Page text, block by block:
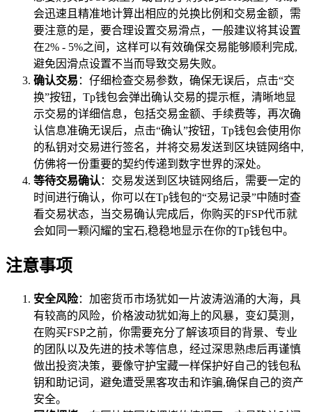
会迅速且精准地计算出相应的兑换比例和交易金额，需
要注意的是，要合理设置交易滑点，一般建议将其设置
在2% - 5%之间，这样可以有效确保交易能够顺利完成,
避免因滑点设置不当而导致交易失败。
确认交易 ：仔细检查交易参数，确保无误后，点击“交
换”按钮，Tp钱包会弹出确认交易的提示框，清晰地显
示交易的详细信息，包括交易金额、手续费等，再次确
认信息准确无误后，点击“确认”按钮，Tp钱包会使用你
的私钥对交易进行签名，并将交易发送到区块链网络中,
仿佛将一份重要的契约传递到数字世界的深处。
等待交易确认 ：交易发送到区块链网络后，需要一定的
时间进行确认，你可以在Tp钱包的“交易记录”中随时查
看交易状态，当交易确认完成后，你购买的FSP代币就
会如同一颗闪耀的宝石,稳稳地显示在你的Tp钱包中。
注意事项
安全风险：加密货币市场犹如一片波涛汹涌的大海，具
有较高的风险，价格波动犹如海上的风暴，变幻莫测，
在购买FSP之前，你需要充分了解该项目的背景、专业
的团队以及先进的技术等信息，经过深思熟虑后再谨慎
做出投资决策，要像守护宝藏一样保护好自己的钱包私
钥和助记词，避免遭受黑客攻击和诈骗,确保自己的资产
安全。